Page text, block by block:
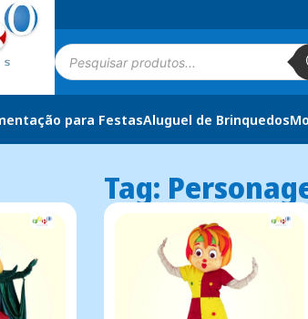
para FestasAluguel de Brinquedos
Tag: